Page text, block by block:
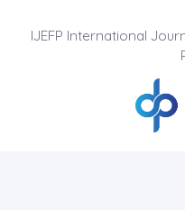
IJEFP International